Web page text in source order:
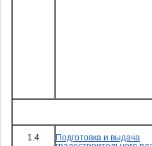
1.4
Подготовка и выдача